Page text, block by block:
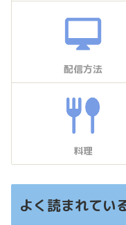
配信方法
料理
よく読まれてい